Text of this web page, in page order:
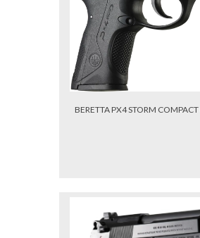
BERETTA PX4 STORM